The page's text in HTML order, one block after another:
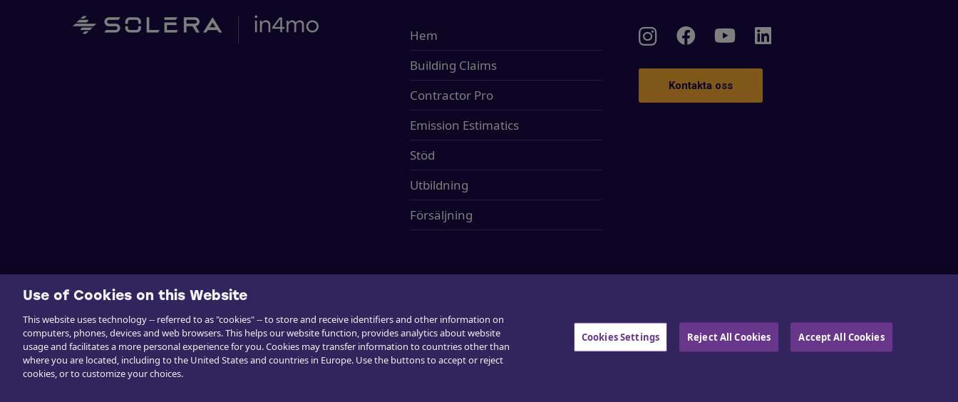
Hem
Building Claims
Contractor Pro
Emission Estimatics
Stöd
Utbildning
Försäljning
Kontakta oss
Cookiepolicy| Integritetspolicy
Use of Cookies on this Website
This website uses technology -- referred to as "cookies" -- to store and receive identifiers and other information on
computers, phones, devices and web browsers. This helps our website function, provides analytics about website
usage and facilitates a more personal experience for you. Cookies may transfer information to countries other than
where you are located, including to the United States and countries in Europe. Use the buttons to accept or reject
cookies, or to customize your choices.
Cookies Settings Reject All Cookies Accept All Cookies